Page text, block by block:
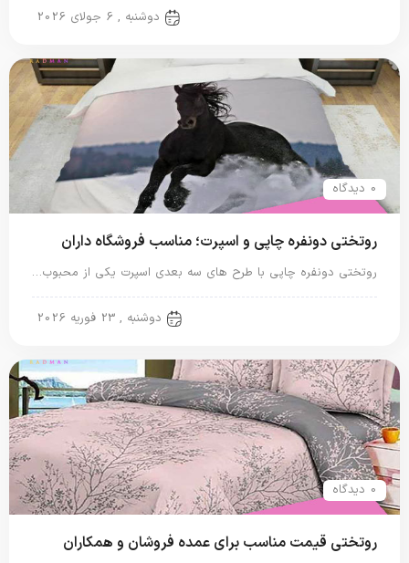
دوشنبه , 6 جولای 2026
0 دیدگاه
روتختی دونفره چاپی و اسپرت؛ مناسب فروشگاه داران
روتختی دونفره چاپی با طرح های سه بعدی اسپرت یکی از محبوب…
دوشنبه , 23 فوریه 2026
0 دیدگاه
روتختی قیمت مناسب برای عمده فروشان و همکاران